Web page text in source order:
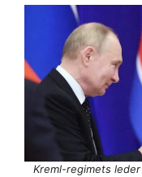
Kreml-regimets